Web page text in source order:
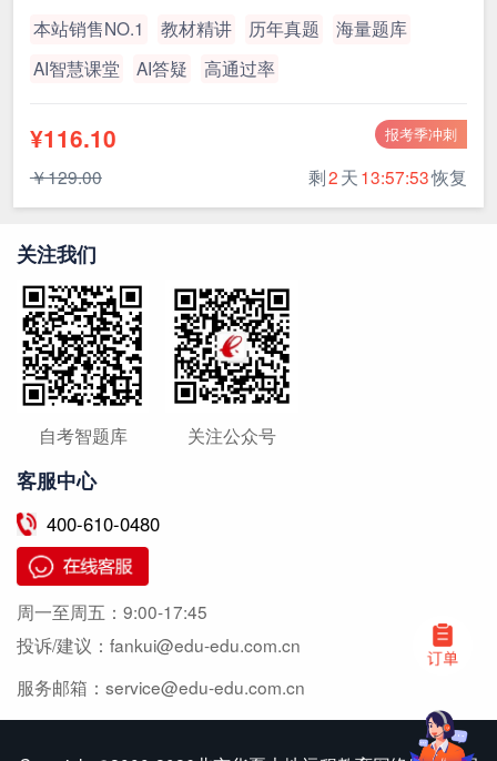
本站销售NO.1 教材精讲 历年真题
海量题库
AI智慧课堂
AI答疑 高通过率
报考季冲刺
¥116.10
￥129.00 剩2天13:57:53恢复
关注我们
自考智题库 关注公众号
客服中心
400-610-0480
周一至周五： 9:00-17:45
投诉/建议： fankui@edu-edu.com.cn
服务邮箱： service@edu-edu.com.cn